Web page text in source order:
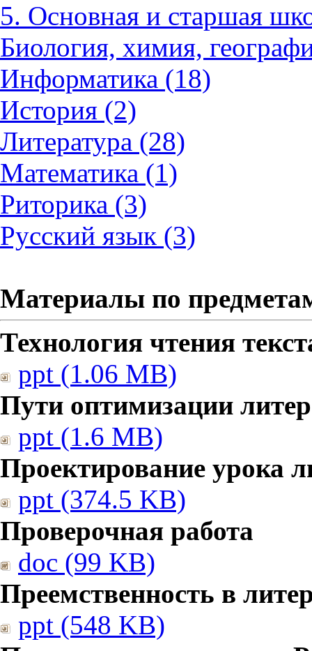
5. Основная и старшая
Биология, химия,
Информатика (18)
История (2)
Литература (28)
Математика (1)
Риторика (3)
Русский язык (3)
Материалы по
Технология чтения
ppt (1.06 MB)
Пути оптимизации
ppt (1.6 MB)
Проектирование урока
ppt (374.5 KB)
Проверочная работа
doc (99 KB)
Преемственность в
ppt (548 KB)